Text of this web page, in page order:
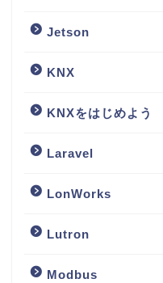
Jetson
KNX
KNXをはじめよう
Laravel
LonWorks
Lutron
Modbus